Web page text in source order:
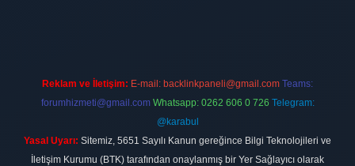
Reklam ve İletişim: E-mail: backlinkpaneli@gmail.com Teams:
forumhizmeti@gmail.com Whatsapp: 0262 606 0 726 Telegram:
@karabul
Yasal Uyarı: Sitemiz, 5651 Sayılı Kanun gereğince Bilgi Teknolojileri ve
İletişim Kurumu (BTK) tarafından onaylanmış bir Yer Sağlayıcı olarak